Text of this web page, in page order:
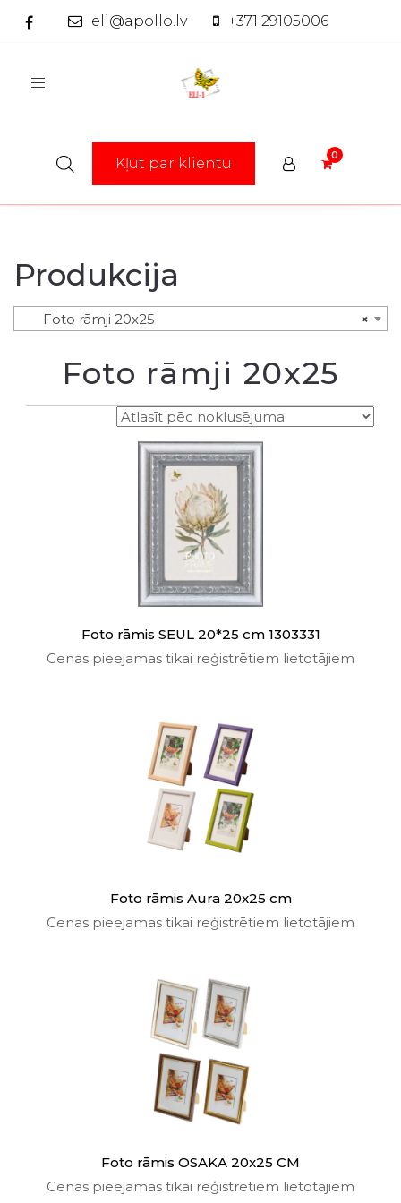
eli@apollo.lv +371 29105006
Toggle
Kļūt par klientu
Produkcija
×
Foto rāmji 20x25
Foto rāmji 20x25
Foto rāmis SEUL 20*25 cm 1303331
Cenas pieejamas tikai reģistrētiem lietotājiem
Foto rāmis Aura 20x25 cm
Cenas pieejamas tikai reģistrētiem lietotājiem
Foto rāmis OSAKA 20x25 CM
Cenas pieejamas tikai reģistrētiem lietotājiem